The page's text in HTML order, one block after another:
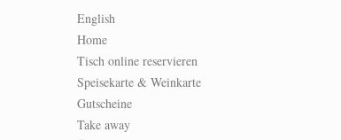
English
Home
Tisch online reservieren
Speisekarte & Weinkarte
Gutscheine
Take away